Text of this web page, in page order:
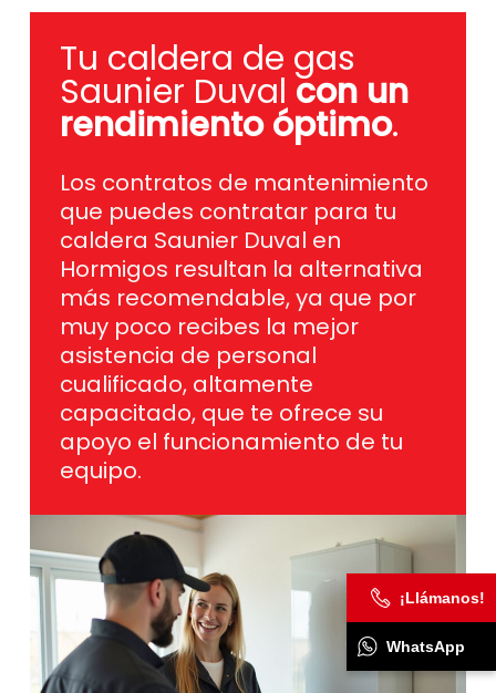
Tu caldera de gas
Saunier Duval con un
rendimiento óptimo.
Los contratos de mantenimiento
que puedes contratar para tu
caldera Saunier Duval en
Hormigos resultan la alternativa
más recomendable, ya que por
muy poco recibes la mejor
asistencia de personal
cualificado, altamente
capacitado, que te ofrece su
apoyo el funcionamiento de tu
equipo.
¡Llámanos!
WhatsApp